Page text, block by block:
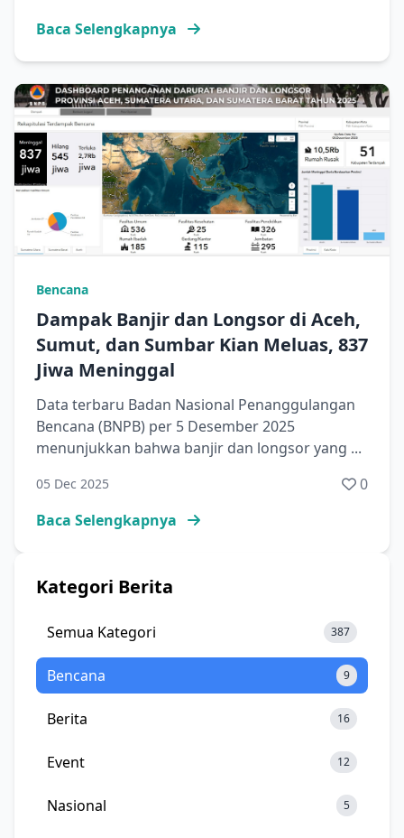
Baca Selengkapnya
Bencana
Dampak Banjir dan Longsor di Aceh,
Sumut, dan Sumbar Kian Meluas, 837
Jiwa Meninggal
Data terbaru Badan Nasional Penanggulangan
Bencana (BNPB) per 5 Desember 2025
menunjukkan bahwa banjir dan longsor yang ...
05 Dec 2025
0
Baca Selengkapnya
Kategori Berita
Semua Kategori 387
Bencana 9
Berita 16
Event 12
Nasional 5